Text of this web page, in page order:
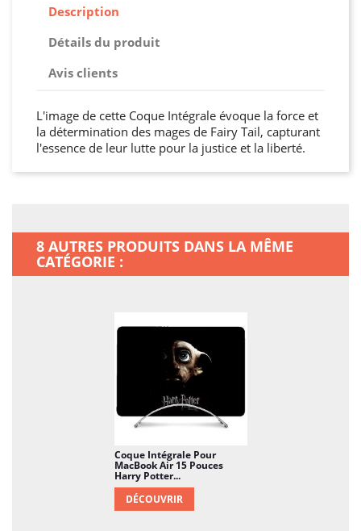
Description
Détails du produit
Avis clients
L'image de cette Coque Intégrale évoque la force et
la détermination des mages de Fairy Tail, capturant
l'essence de leur lutte pour la justice et la liberté.
8 AUTRES PRODUITS DANS LA MÊME
CATÉGORIE :
Coque Intégrale Pour
MacBook Air 15 Pouces
Harry Potter...
DÉCOUVRIR